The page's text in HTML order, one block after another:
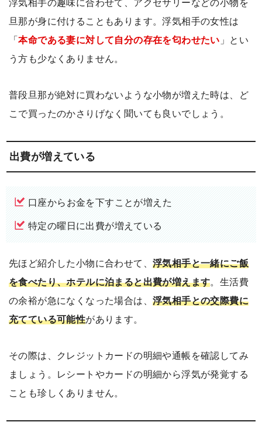
浮気相手の趣味に合わせて、アクセサリーなどの小物を
旦那が身に付けることもあります。浮気相手の女性は
「本命である妻に対して自分の存在を匂わせたい 」とい
う方も少なくありません。
普段旦那が絶対に買わないような小物が増えた時は、ど
こで買ったのかさりげなく聞いても良いでしょう。
出費が増えている
口座からお金を下すことが増えた
特定の曜日に出費が増えている
先ほど紹介した小物に合わせて、 浮気相手と一緒にご飯
を食べたり、ホテルに泊まると出費が増えます。生活費
の余裕が急になくなった場合は、 浮気相手との交際費に
充てている可能性があります。
その際は、クレジットカードの明細や通帳を確認してみ
ましょう。レシートやカードの明細から浮気が発覚する
ことも珍しくありません。